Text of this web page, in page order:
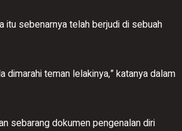
itu sebenarnya telah berjudi di sebuah
teman lelakinya,” katanya dalam
sebarang dokumen pengenalan diri